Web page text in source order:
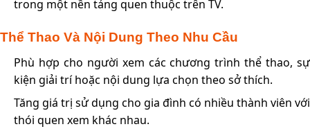
trong một nền tảng quen thuộc trên TV.
Thể Thao Và Nội Dung Theo Nhu Cầu
Phù hợp cho người xem các chương trình thể thao, sự
kiện giải trí hoặc nội dung lựa chọn theo sở thích.
Tăng giá trị sử dụng cho gia đình có nhiều thành viên với
thói quen xem khác nhau.